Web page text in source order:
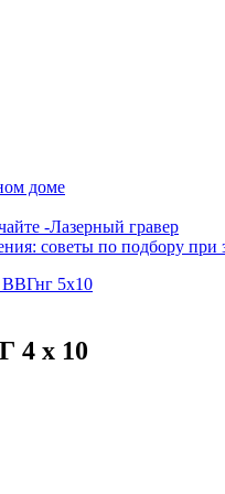
доме
-Лазерный гравер
советы по подбору при
5х10
4 х 10